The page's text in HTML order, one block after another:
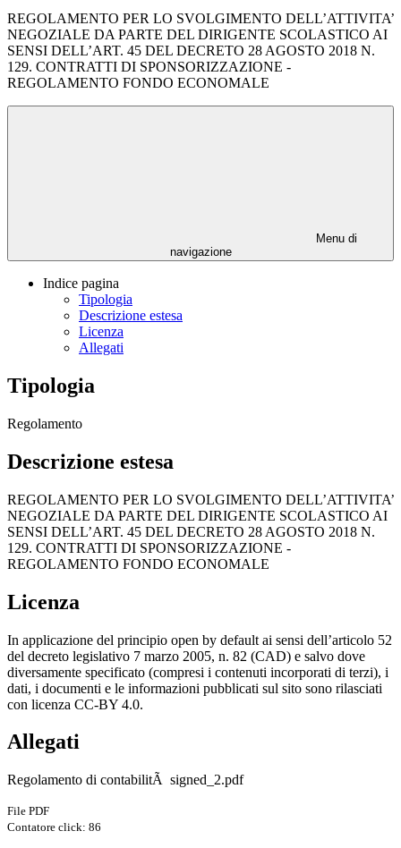
REGOLAMENTO PER LO SVOLGIMENTO DELL’ATTIVITA’
NEGOZIALE DA PARTE DEL DIRIGENTE SCOLASTICO AI
SENSI DELL’ART. 45 DEL DECRETO 28 AGOSTO 2018 N.
129. CONTRATTI DI SPONSORIZZAZIONE -
REGOLAMENTO FONDO ECONOMALE
Menu di
navigazione
Indice pagina
Tipologia
Descrizione estesa
Licenza
Allegati
Tipologia
Regolamento
Descrizione estesa
REGOLAMENTO PER LO SVOLGIMENTO DELL’ATTIVITA’
NEGOZIALE DA PARTE DEL DIRIGENTE SCOLASTICO AI
SENSI DELL’ART. 45 DEL DECRETO 28 AGOSTO 2018 N.
129. CONTRATTI DI SPONSORIZZAZIONE -
REGOLAMENTO FONDO ECONOMALE
Licenza
In applicazione del principio open by default ai sensi dell’articolo 52
del decreto legislativo 7 marzo 2005, n. 82 (CAD) e salvo dove
diversamente specificato (compresi i contenuti incorporati di terzi), i
dati, i documenti e le informazioni pubblicati sul sito sono rilasciati
con licenza CC-BY 4.0.
Allegati
Regolamento di contabilitÃ signed_2.pdf
File PDF
Contatore click: 86